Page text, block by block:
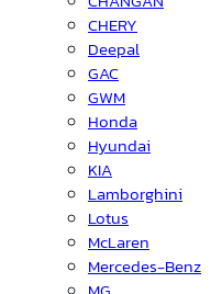
CHERY
Deepal
GAC
GWM
Honda
Hyundai
KIA
Lamborghini
Lotus
McLaren
Mercedes-Benz